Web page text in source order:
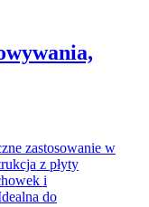
zastosowanie w
z płyty
i
do